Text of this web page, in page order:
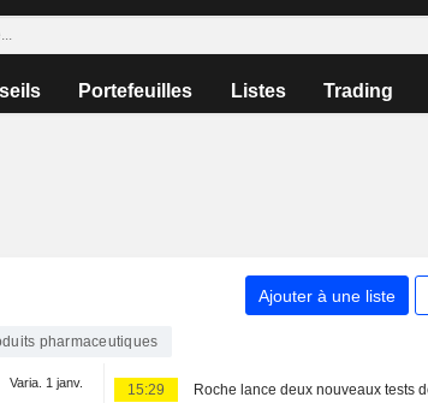
Portefeuilles Listes Trading
Ajouter à une liste
pharmaceutiques
Varia. 1 janv. 15:29